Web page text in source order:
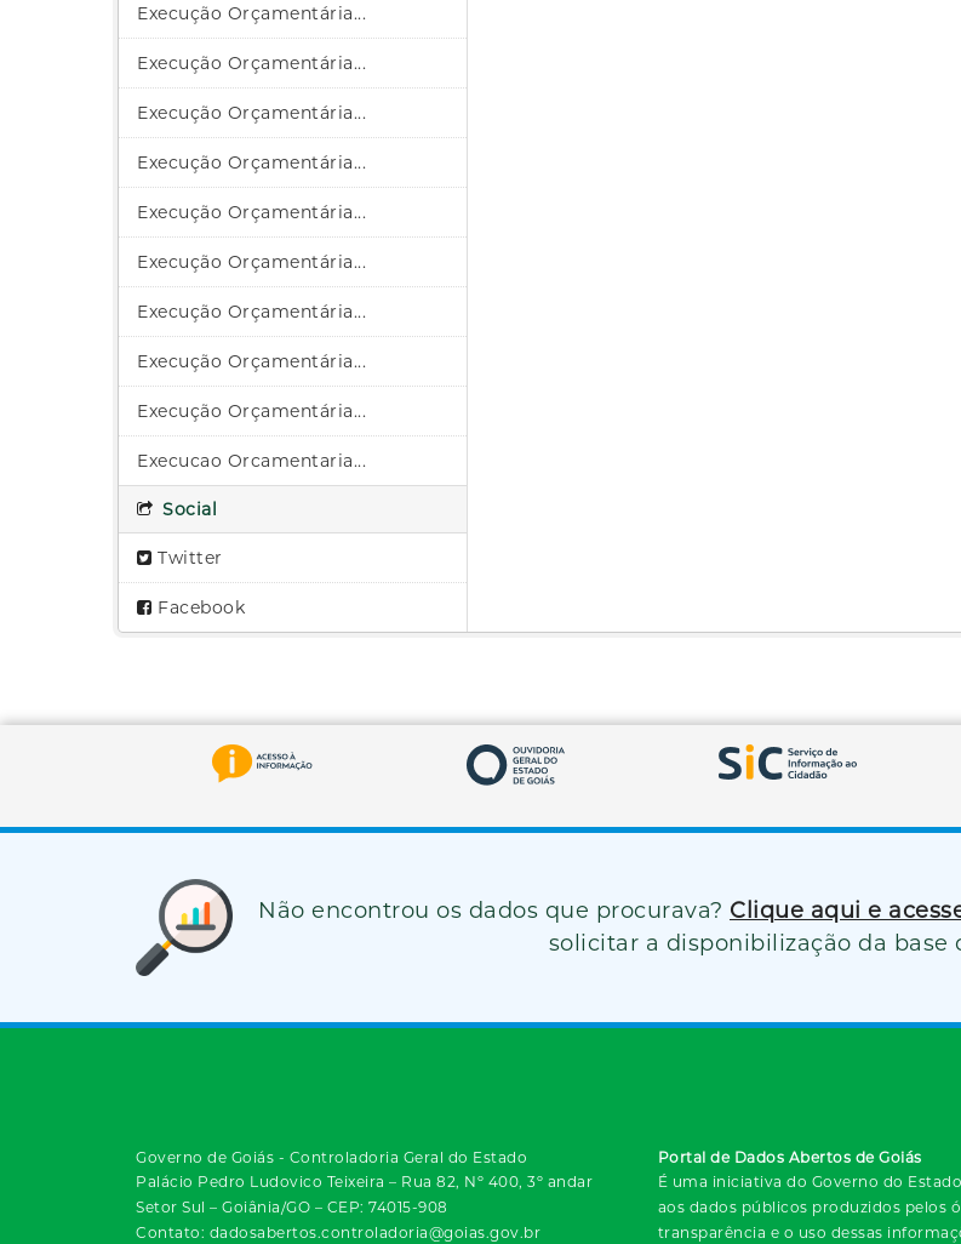
Execução Orçamentária...
Execução Orçamentária...
Execução Orçamentária...
Execução Orçamentária...
Execução Orçamentária...
Execução Orçamentária...
Execução Orçamentária...
Execução Orçamentária...
Execução Orçamentária...
Execucao Orcamentaria...
Social
Twitter
Facebook
Não encontrou os dados que procurava? Clique aqui e
solicitar a disponibilização da base
Governo de Goiás - Controladoria Geral do Estado
Palácio Pedro Ludovico Teixeira – Rua 82, Nº 400, 3º andar
Setor Sul – Goiânia/GO – CEP: 74015-908
Contato: dadosabertos.controladoria@goias.gov.br
Portal de Dados Abertos de Goiás
É uma iniciativa do Governo do
aos dados públicos produzidos pelos
transparência e o uso dessas